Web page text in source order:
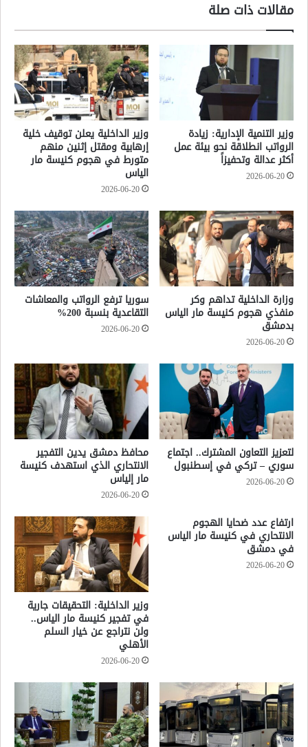
مقالات ذات صلة
وزير التنمية الإدارية: زيادة
الرواتب انطلاقة نحو بيئة عمل
أكثر عدالة وتحفيزاً
2026-06-20
وزير الداخلية يعلن توقيف خلية
إرهابية ومقتل إثنين منهم
متورط في هجوم كنيسة مار
الياس
2026-06-20
وزارة الداخلية تداهم وكر
منفذي هجوم كنيسة مار الياس
بدمشق
2026-06-20
سوريا ترفع الرواتب والمعاشات
التقاعدية بنسبة 200%
2026-06-20
لتعزيز التعاون المشترك.. اجتماع
سوري – تركي في إسطنبول
2026-06-20
محافظ دمشق يدين التفجير
الانتحاري الذي استهدف كنيسة
مار إلياس
2026-06-20
ارتفاع عدد ضحايا الهجوم
الانتحاري في كنيسة مار الياس
في دمشق
2026-06-20
وزير الداخلية: التحقيقات جارية
في تفجير كنيسة مار الياس..
ولن نتراجع عن خيار السلم
الأهلي
2026-06-20